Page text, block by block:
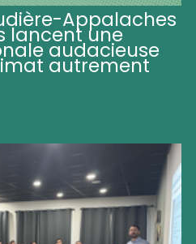
Appalaches
lancent une
audacieuse
autrement